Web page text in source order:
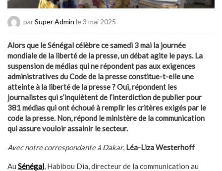
parSuper Admin le 3 mai 2025
Alors que le Sénégal célèbre ce samedi 3 mai la journée
mondiale de la liberté de la presse, un débat agite le pays. La
suspension de médias qui ne répondent pas aux exigences
administratives du Code de la presse constitue-t-elle une
atteinte à la liberté de la presse ? Oui, répondent les
journalistes qui s’inquiètent de l’interdiction de publier pour
381 médias qui ont échoué à remplir les critères exigés par le
code la presse. Non, répond le ministère de la communication
qui assure vouloir assainir le secteur.
Avec notre correspondante à Dakar, Léa-Liza Westerhoff
Au Sénégal, Habibou Dia, directeur de la communication au